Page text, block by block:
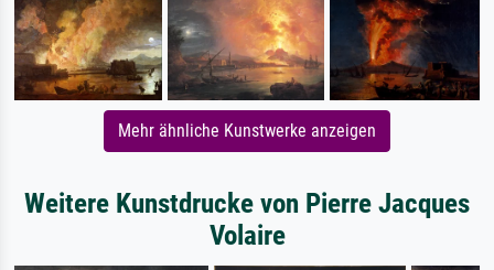
Mehr ähnliche Kunstwerke anzeigen
Weitere Kunstdrucke von Pierre Jacques
Volaire